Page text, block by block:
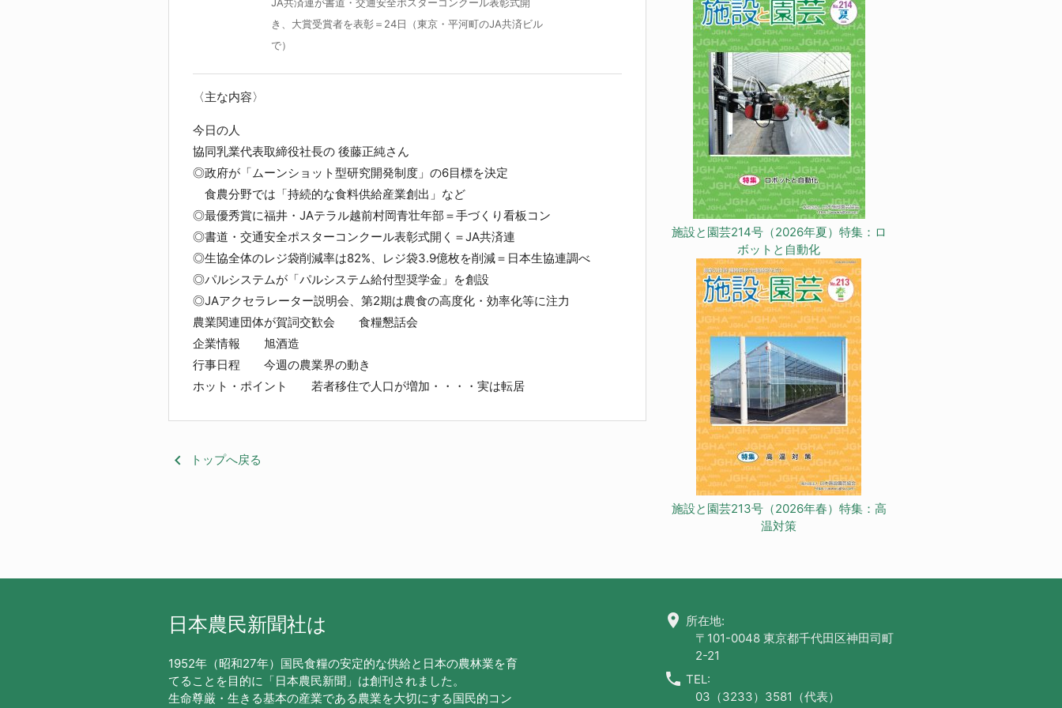
き、大賞受賞者を表彰＝24日（東京・平河町のJA共済ビル
で）
〈主な内容〉
今日の人
協同乳業代表取締役社長の 後藤正純さん
◎政府が「ムーンショット型研究開発制度」の6目標を決定
食農分野では「持続的な食料供給産業創出」など
◎最優秀賞に福井・JAテラル越前村岡青壮年部＝手づくり看板コン
◎書道・交通安全ポスターコンクール表彰式開く＝JA共済連
◎生協全体のレジ袋削減率は82%、レジ袋3.9億枚を削減＝日本生協連調べ
◎パルシステムが「パルシステム給付型奨学金」を創設
◎JAアクセラレーター説明会、第2期は農食の高度化・効率化等に注力
農業関連団体が賀詞交歓会 食糧懇話会
企業情報 旭酒造
行事日程 今週の農業界の動き
ホット・ポイント 若者移住で人口が増加・・・・実は転居
keyboard_arrow_left トップへ戻る
施設と園芸214号（2026年夏）特集：ロ
ボットと自動化
施設と園芸213号（2026年春）特集：高
温対策
日本農民新聞社は
1952年（昭和27年）国民食糧の安定的な供給と日本の農林業を育
てることを目的に「日本農民新聞」は創刊されました。
生命尊厳・生きる基本の産業である農業を大切にする国民的コン
location_on 所在地:
〒101-0048 東京都千代田区神田司町
2-21
call TEL:
03（3233）3581（代表）